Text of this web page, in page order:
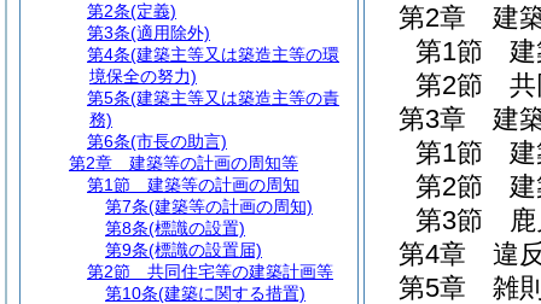
第2章
建
第1節
第2節
第3章
建
第1節
第2節
第3節
第4章
違
第5章
雑
第2条(定義)
第3条(適用除外)
第4条(建築主等又は築造主等の環
境保全の努力)
第5条(建築主等又は築造主等の責
務)
第6条(市長の助言)
第2章
建築等の計画の周知等
第1節
建築等の計画の周知
第7条(建築等の計画の周知)
第8条(標識の設置)
第9条(標識の設置届)
第2節
共同住宅等の建築計画等
第10条(建築に関する措置)